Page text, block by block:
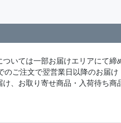
いては一部お届けエリアにて締
ご注文で翌営業日以降のお届け
、お取り寄せ商品・入荷待ち商